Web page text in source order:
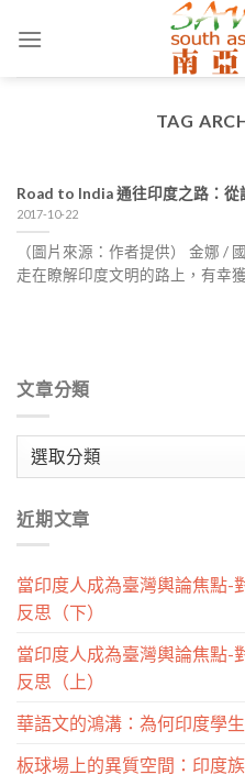
TAG
Road to India 通往印度之路：從
2017-10-22
（圖片來源：作者提供） 金娜 /
走在瞭解印度文明的路上，有幸
文章分類
類
近期文章
當印度人成為臺灣輿論焦點-
反思（下）
當印度人成為臺灣輿論焦點-
反思（上）
華語文的鴻溝：為何印度學
板球場上的異質空間：印度